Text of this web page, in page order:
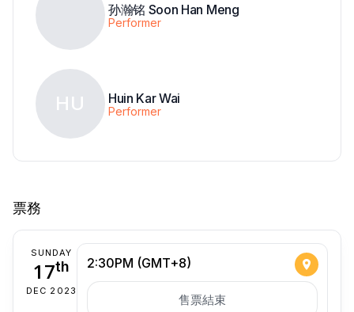
孙瀚铭 Soon Han Meng
Performer
HU Huin Kar Wai
Performer
票務
SUNDAY
17th
DEC 2023
2:30PM (GMT+8)
售票結束